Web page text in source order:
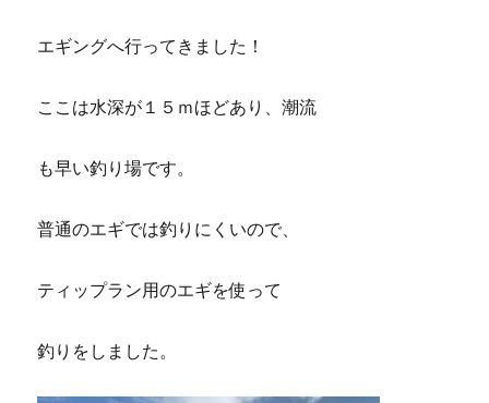
エギングへ行ってきました！
ここは水深が１５ｍほどあり、潮流
も早い釣り場です。
普通のエギでは釣りにくいので、
ティップラン用のエギを使って
釣りをしました。